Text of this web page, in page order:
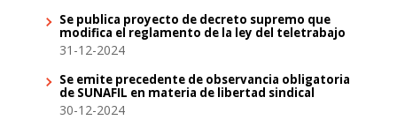
Se publica proyecto de decreto supremo que
modifica el reglamento de la ley del teletrabajo
31-12-2024
Se emite precedente de observancia obligatoria
de SUNAFIL en materia de libertad sindical
30-12-2024